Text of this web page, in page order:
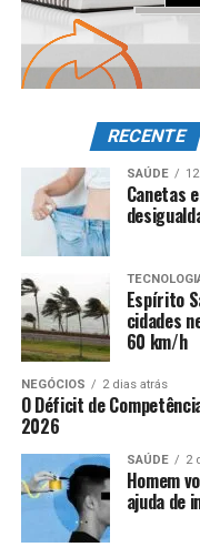
RECENTE
SAÚDE
Canetas
Espírito
cidades
60 km/h
NEGÓCIOS 2 dias atrás
O Déficit de
2026
SAÚDE 2
Homem
ajuda de